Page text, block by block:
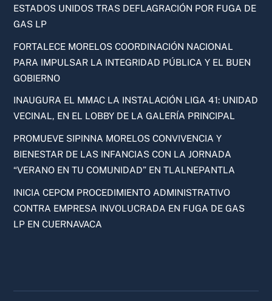
ESTADOS UNIDOS TRAS DEFLAGRACIÓN POR FUGA DE
GAS LP
FORTALECE MORELOS COORDINACIÓN NACIONAL
PARA IMPULSAR LA INTEGRIDAD PÚBLICA Y EL BUEN
GOBIERNO
INAUGURA EL MMAC LA INSTALACIÓN LIGA 41: UNIDAD
VECINAL, EN EL LOBBY DE LA GALERÍA PRINCIPAL
PROMUEVE SIPINNA MORELOS CONVIVENCIA Y
BIENESTAR DE LAS INFANCIAS CON LA JORNADA
“VERANO EN TU COMUNIDAD” EN TLALNEPANTLA
INICIA CEPCM PROCEDIMIENTO ADMINISTRATIVO
CONTRA EMPRESA INVOLUCRADA EN FUGA DE GAS
LP EN CUERNAVACA